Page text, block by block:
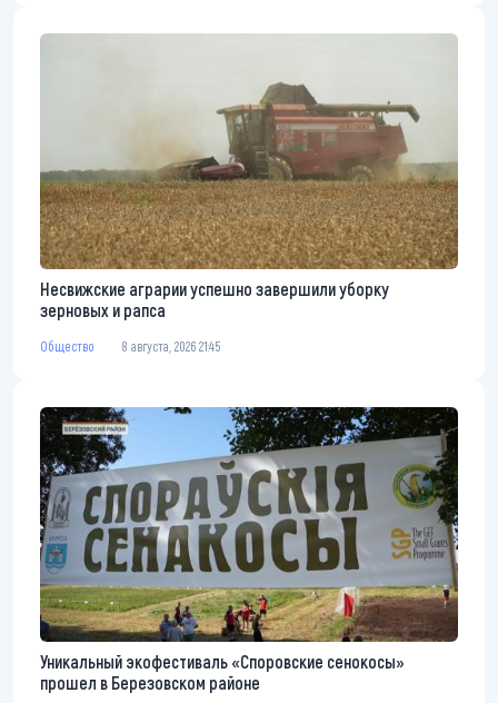
Несвижские аграрии успешно завершили уборку
зерновых и рапса
Общество 8 августа, 2026 21:45
Уникальный экофестиваль «Споровские сенокосы»
прошел в Березовском районе